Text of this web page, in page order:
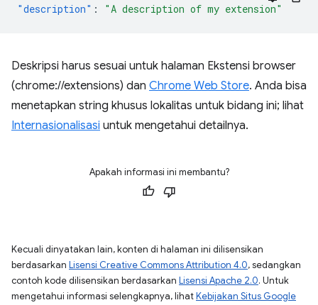
"description" : "A description of my extension"
Deskripsi harus sesuai untuk halaman Ekstensi browser
(chrome://extensions) dan Chrome Web Store. Anda bisa
menetapkan string khusus lokalitas untuk bidang ini; lihat
Internasionalisasi untuk mengetahui detailnya.
Apakah informasi ini membantu?
Kecuali dinyatakan lain, konten di halaman ini dilisensikan
berdasarkan Lisensi Creative Commons Attribution 4.0, sedangkan
contoh kode dilisensikan berdasarkan Lisensi Apache 2.0. Untuk
mengetahui informasi selengkapnya, lihatKebijakan Situs Google